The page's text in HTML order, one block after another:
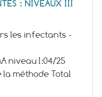
: NIVEAUX III
les infectants -
niveau I:04/25
méthode Total